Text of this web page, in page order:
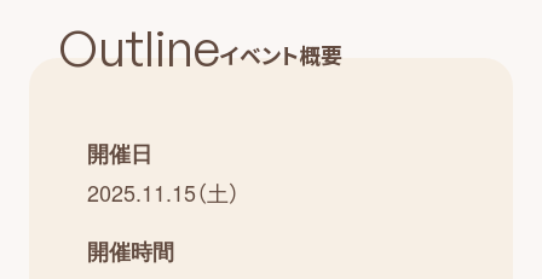
Outlineイベント概要
開催日
2025.11.15（土）
開催時間